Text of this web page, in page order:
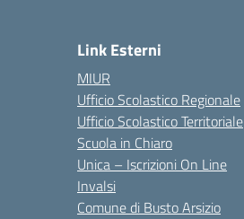
Link Esterni
MIUR
Ufficio Scolastico Regionale
Ufficio Scolastico Territoriale
Scuola in Chiaro
Unica – Iscrizioni On Line
Invalsi
Comune di Busto Arsizio